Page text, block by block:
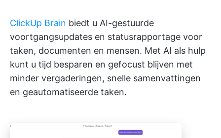
ClickUp Brain biedt u AI-gestuurde
voortgangsupdates en statusrapportage voor
taken, documenten en mensen. Met AI als hulp
kunt u tijd besparen en gefocust blijven met
minder vergaderingen, snelle samenvattingen
en geautomatiseerde taken.